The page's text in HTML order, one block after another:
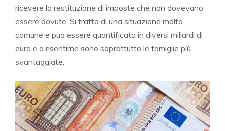
ricevere la restituzione di imposte che non dovevano
essere dovute. Si tratta di una situazione molto
comune e può essere quantificata in diversi miliardi di
euro e a risentirne sono soprattutto le famiglie più
svantaggiate.